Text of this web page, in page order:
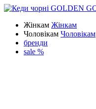
Жінкам Жінкам
Чоловікам Чоловікам
бренди
sale %